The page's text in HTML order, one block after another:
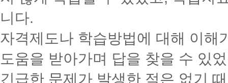
니다.
자격제도나 학습방법에 대해 이해
도움을 받아가며 답을 찾을 수 있
긴급한 문제가 발생한 적은 없기